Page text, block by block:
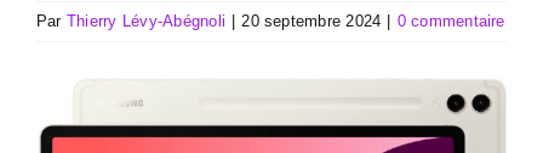
Par Thierry Lévy-Abégnoli 20 septembre 2024 0 commentaire